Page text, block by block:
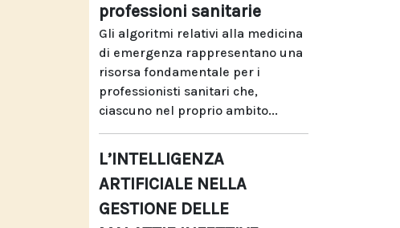
professioni sanitarie
Gli algoritmi relativi alla medicina
di emergenza rappresentano una
risorsa fondamentale per i
professionisti sanitari che,
ciascuno nel proprio ambito...
L’INTELLIGENZA
ARTIFICIALE NELLA
GESTIONE DELLE